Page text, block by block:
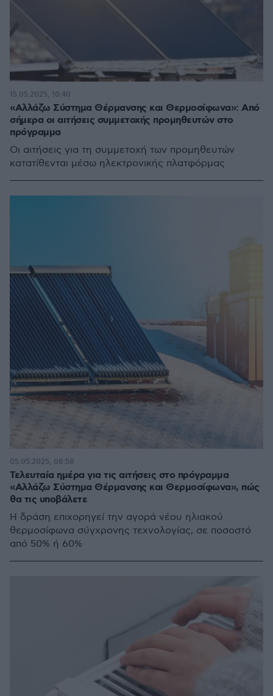
«Αλλάζω Σύστημα Θέρμανσης και Θερμοσίφωνα»: Από
σήμερα οι αιτήσεις συμμετοχής προμηθευτών στο
πρόγραμμα
Οι αιτήσεις για τη συμμετοχή των προμηθευτών
κατατίθενται μέσω ηλεκτρονικής πλατφόρμας
15.05.2025, 10:40
Τελευταία ημέρα για τις αιτήσεις στο πρόγραμμα
«Αλλάζω Σύστημα Θέρμανσης και Θερμοσίφωνα», πώς
θα τις υποβάλετε
Η δράση επιχορηγεί την αγορά νέου ηλιακού
θερμοσίφωνα σύγχρονης τεχνολογίας, σε ποσοστό
από 50% ή 60%
05.05.2025, 08:58